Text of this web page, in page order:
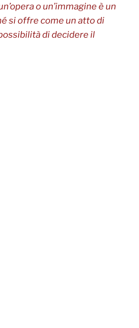
o un’immagine è un
si offre come un atto di
di decidere il